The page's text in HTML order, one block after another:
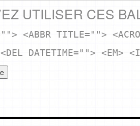
UTILISER CES
<ABBR TITLE="">
DATETIME=""> <EM>